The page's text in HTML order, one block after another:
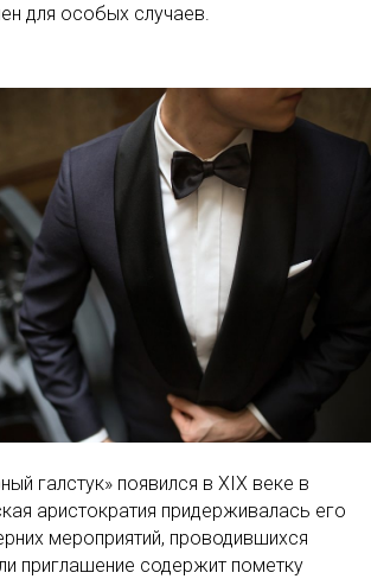
для особых случаев.
галстук» появился в XIX веке в
аристократия придерживалась его
мероприятий, проводившихся
приглашение содержит пометку